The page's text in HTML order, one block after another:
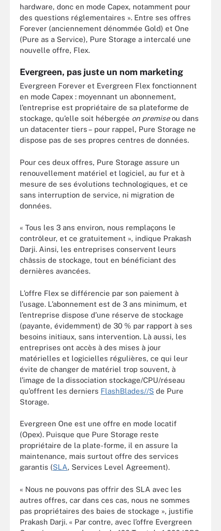
hardware, donc en mode Capex, notamment pour
des questions réglementaires ». Entre ses offres
Forever (anciennement dénommée Gold) et One
(Pure as a Service), Pure Storage a intercalé une
nouvelle offre, Flex.
Evergreen, pas juste un nom marketing
Evergreen Forever et Evergreen Flex fonctionnent
en mode Capex : moyennant un abonnement,
l’entreprise est propriétaire de sa plateforme de
stockage, qu’elle soit hébergée on premiseou dans
un datacenter tiers – pour rappel, Pure Storage ne
dispose pas de ses propres centres de données.
Pour ces deux offres, Pure Storage assure un
renouvellement matériel et logiciel, au fur et à
mesure de ses évolutions technologiques, et ce
sans interruption de service, ni migration de
données.
« Tous les 3 ans environ, nous remplaçons le
contrôleur, et ce gratuitement », indique Prakash
Darji. Ainsi, les entreprises conservent leurs
châssis de stockage, tout en bénéficiant des
dernières avancées.
L’offre Flex se différencie par son paiement à
l’usage. L’abonnement est de 3 ans minimum, et
l’entreprise dispose d’une réserve de stockage
(payante, évidemment) de 30 % par rapport à ses
besoins initiaux, sans intervention. Là aussi, les
entreprises ont accès à des mises à jour
matérielles et logicielles régulières, ce qui leur
évite de changer de matériel trop souvent, à
l’image de la dissociation stockage/CPU/réseau
qu’offrent les derniers FlashBlades//S de Pure
Storage.
Evergreen One est une offre en mode locatif
(Opex). Puisque que Pure Storage reste
propriétaire de la plate-forme, il en assure la
maintenance, mais surtout offre des services
garantis (SLA, Services Level Agreement).
« Nous ne pouvons pas offrir des SLA avec les
autres offres, car dans ces cas, nous ne sommes
pas propriétaires des baies de stockage », justifie
Prakash Darji. « Par contre, avec l’offre Evergreen